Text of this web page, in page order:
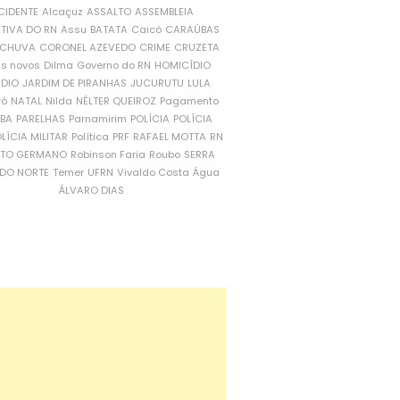
Alcaçuz ASSALTO ASSEMBLEIA
DO RN Assu BATATA Caicó CARAÚBAS
CORONEL AZEVEDO CRIME CRUZETA
novos Dilma Governo do RN HOMICÍDIO
JARDIM DE PIRANHAS JUCURUTU LULA
NATAL Nilda NÉLTER QUEIROZ Pagamento
PARELHAS Parnamirim POLÍCIA POLÍCIA
MILITAR Política PRF RAFAEL MOTTA RN
GERMANO Robinson Faria Roubo SERRA
NORTE Temer UFRN Vivaldo Costa Água
ÁLVARO DIAS